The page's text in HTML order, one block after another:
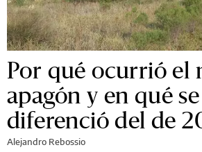
Por qué ocurrió el
apagón y en qué se
diferenció del de
Alejandro Rebossio